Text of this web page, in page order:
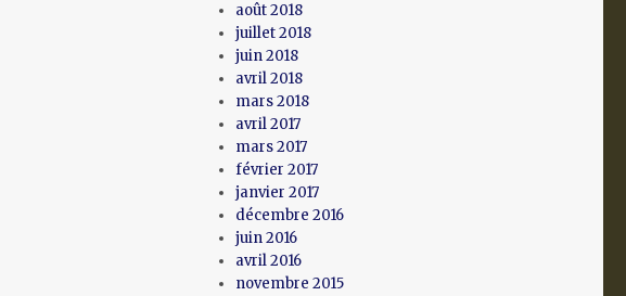
août 2018
juillet 2018
juin 2018
avril 2018
mars 2018
avril 2017
mars 2017
février 2017
janvier 2017
décembre 2016
juin 2016
avril 2016
novembre 2015